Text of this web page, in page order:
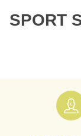
SPORT